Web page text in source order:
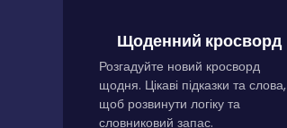
Щоденний кросворд
Розгадуйте новий кросворд
щодня. Цікаві підказки та слова,
щоб розвинути логіку та
словниковий запас.